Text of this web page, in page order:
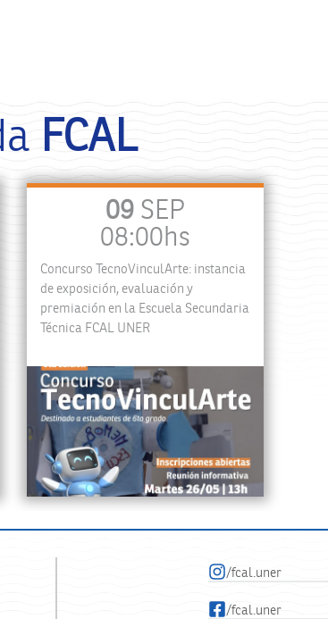
FCAL
09 SEP
08:00hs
Concurso TecnoVinculArte: instancia
de exposición, evaluación y
premiación en la Escuela Secundaria
Técnica FCAL UNER
/fcal.uner
/fcal.uner